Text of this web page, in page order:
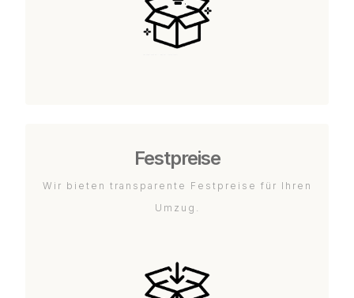
Festpreise
Wir bieten transparente Festpreise für Ihren
Umzug.